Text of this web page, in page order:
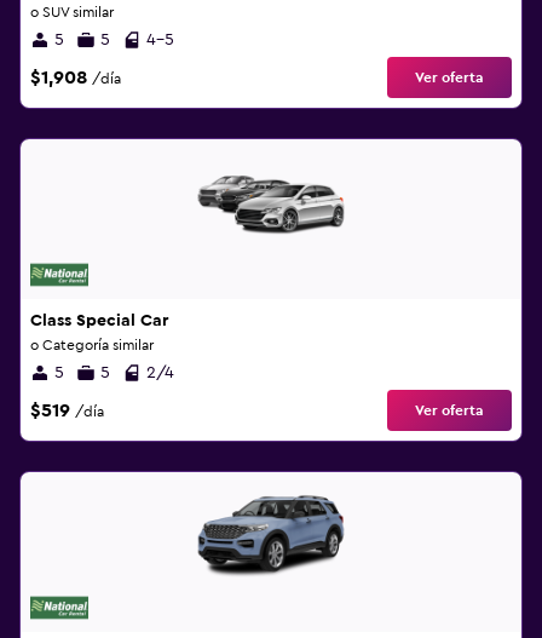
o SUV similar
5 5 4-5
$1,908 /día Ver oferta
Class Special Car
o Categoría similar
5 5 2/4
$519 /día Ver oferta